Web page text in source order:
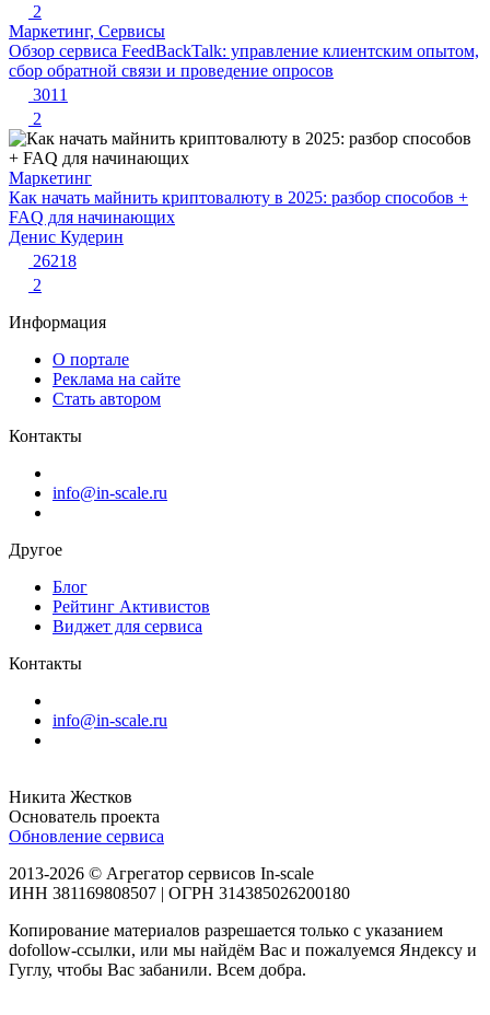
2
Маркетинг, Сервисы
Обзор сервиса FeedBackTalk: управление клиентским опытом,
сбор обратной связи и проведение опросов
3011
2
Маркетинг
Как начать майнить криптовалюту в 2025: разбор способов +
FAQ для начинающих
Денис Кудерин
26218
2
Информация
О портале
Реклама на сайте
Стать автором
Контакты
info@in-scale.ru
Другое
Блог
Рейтинг Активистов
Виджет для сервиса
Контакты
info@in-scale.ru
Никита Жестков
Основатель проекта
Обновление сервиса
2013-2026 © Агрегатор сервисов In-scale
ИНН 381169808507 | ОГРН 314385026200180
Копирование материалов разрешается только с указанием
dofollow-ссылки, или мы найдём Вас и пожалуемся Яндексу и
Гуглу, чтобы Вас забанили. Всем добра.